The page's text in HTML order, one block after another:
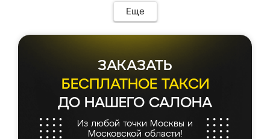
Еще
ЗАКАЗАТЬ
БЕСПЛАТНОЕ ТАКСИ
ДО НАШЕГО САЛОНА
Из любой точки Москвы и
Московской области!